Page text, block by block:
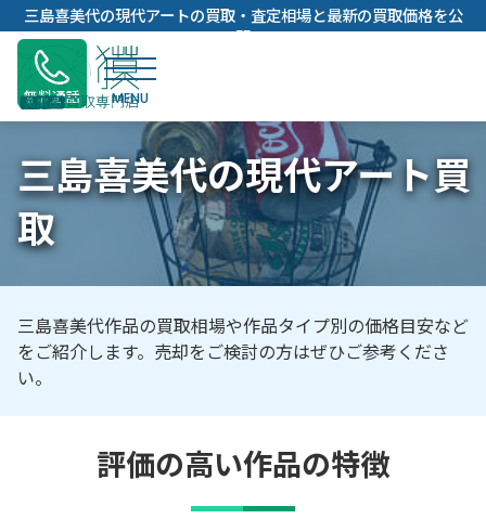
内
容
キ
ッ
プ
三島喜美代の現代アートの買取・査定相場と最新の買取価格を公
開
無料通話
三島喜美代の現代アート買
取
三島喜美代作品の買取相場や作品タイプ別の価格目安など
をご紹介します。売却をご検討の方はぜひご参考くださ
い。
評価の高い作品の特徴